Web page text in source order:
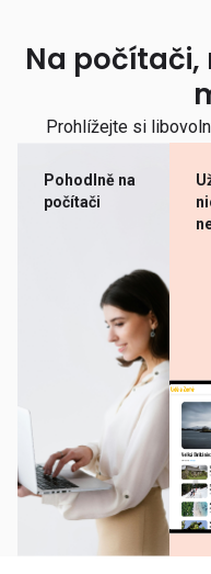
Na
Prohlížejte si
Pohodlně na
počítači